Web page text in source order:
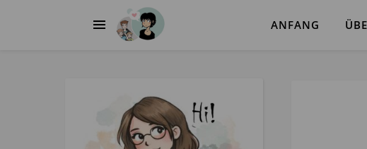
ANFANG